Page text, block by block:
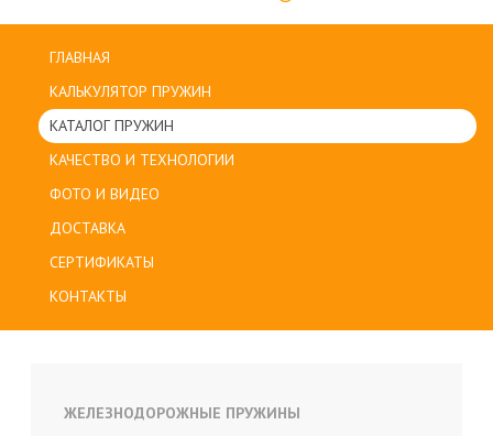
ГЛАВНАЯ
КАЛЬКУЛЯТОР ПРУЖИН
КАТАЛОГ ПРУЖИН
КАЧЕСТВО И ТЕХНОЛОГИИ
ФОТО И ВИДЕО
ДОСТАВКА
СЕРТИФИКАТЫ
КОНТАКТЫ
ЖЕЛЕЗНОДОРОЖНЫЕ ПРУЖИНЫ